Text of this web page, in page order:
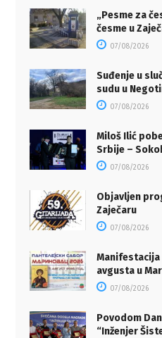
„Pesme za
česme u
07/08/2026
Suđenje u
sudu u
07/08/2026
Miloš Ilić
Srbije –
07/08/2026
Objavljen
Zaječaru
07/08/2026
Manifestacija
avgusta u
07/08/2026
Povodom
“Inženjer